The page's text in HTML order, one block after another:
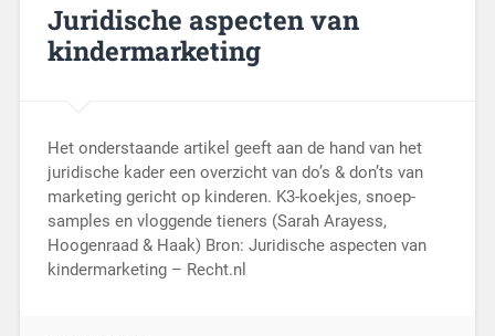
Juridische aspecten van
kindermarketing
Het onderstaande artikel geeft aan de hand van het
juridische kader een overzicht van do’s & don’ts van
marketing gericht op kinderen. K3-koekjes, snoep-
samples en vloggende tieners (Sarah Arayess,
Hoogenraad & Haak) Bron: Juridische aspecten van
kindermarketing – Recht.nl